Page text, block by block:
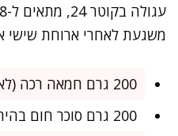
משגעת לאחרי ארוחת שישי
200 גרם חמאה רכה (לא נמסה!)
200 גרם סוכר חום בהיר